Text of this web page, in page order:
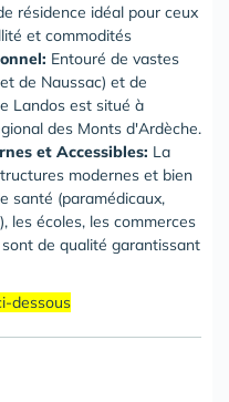
résidence idéal pour ceux
et commodités
Entouré de vastes
de Naussac) et de
Landos est situé à
des Monts d'Ardèche.
et Accessibles: La
modernes et bien
santé (paramédicaux,
les écoles, les commerces
de qualité garantissant
dessous